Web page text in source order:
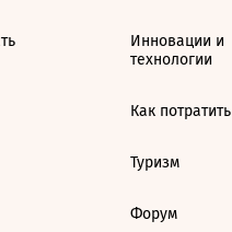
Инновации и
технологии
Как потратить
Туризм
Форум